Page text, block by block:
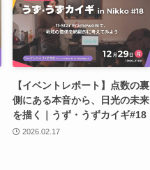
【イベントレポート】点数の裏
側にある本音から、日光の未来
を描く｜うず・うずカイギ#18
2026.02.17